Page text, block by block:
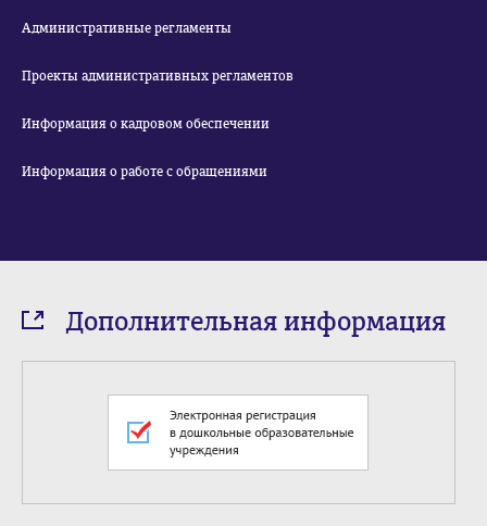
Административные регламенты
Проекты административных регламентов
Информация о кадровом обеспечении
Информация о работе с обращениями
Дополнительная информация